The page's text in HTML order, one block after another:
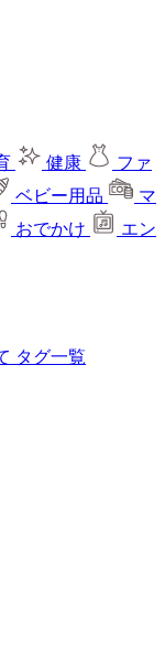
健康
ファ
ベビー用品
マ
おでかけ
エン
タグ一覧